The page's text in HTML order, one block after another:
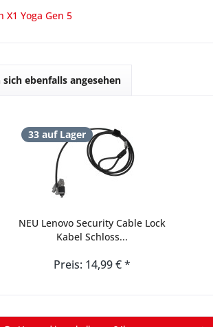
Yoga Gen 5
ebenfalls angesehen
33 auf Lager
NEU Lenovo Security Cable Lock
Kabel Schloss...
Preis: 14,99 € *